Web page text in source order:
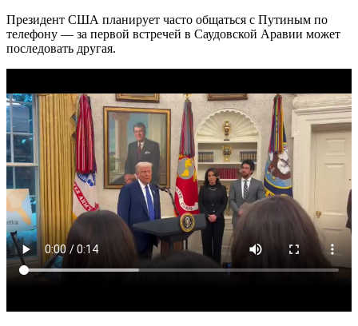
Президент США планирует часто общаться с Путиным по
телефону — за первой встречей в Саудовской Аравии может
последовать другая.